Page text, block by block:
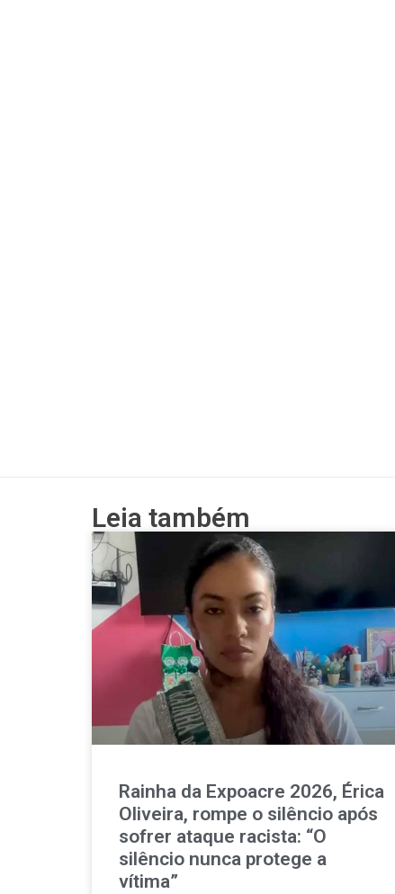
Leia também
Rainha da Expoacre 2026, Érica
Oliveira, rompe o silêncio após
sofrer ataque racista: “O
silêncio nunca protege a
vítima”